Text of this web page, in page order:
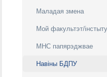
Маладая змена
Мой факультэт/
МНС папярэджвае
Навіны БДПУ